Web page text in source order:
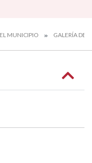
EL MUNICIPIO GALERÍA DE